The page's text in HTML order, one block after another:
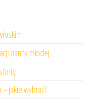
panny młodej
jakie wybrać?